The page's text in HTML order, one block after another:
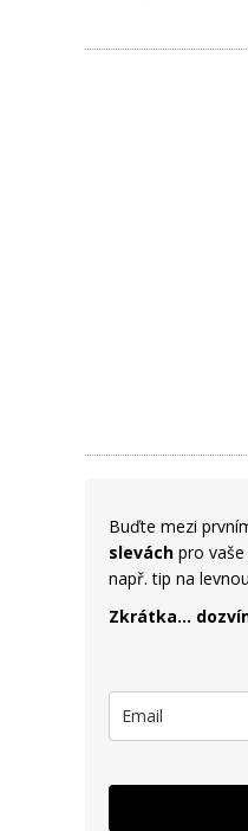
Buďte mezi
sleváchpro vaše
např. tip na
Zkrátka...